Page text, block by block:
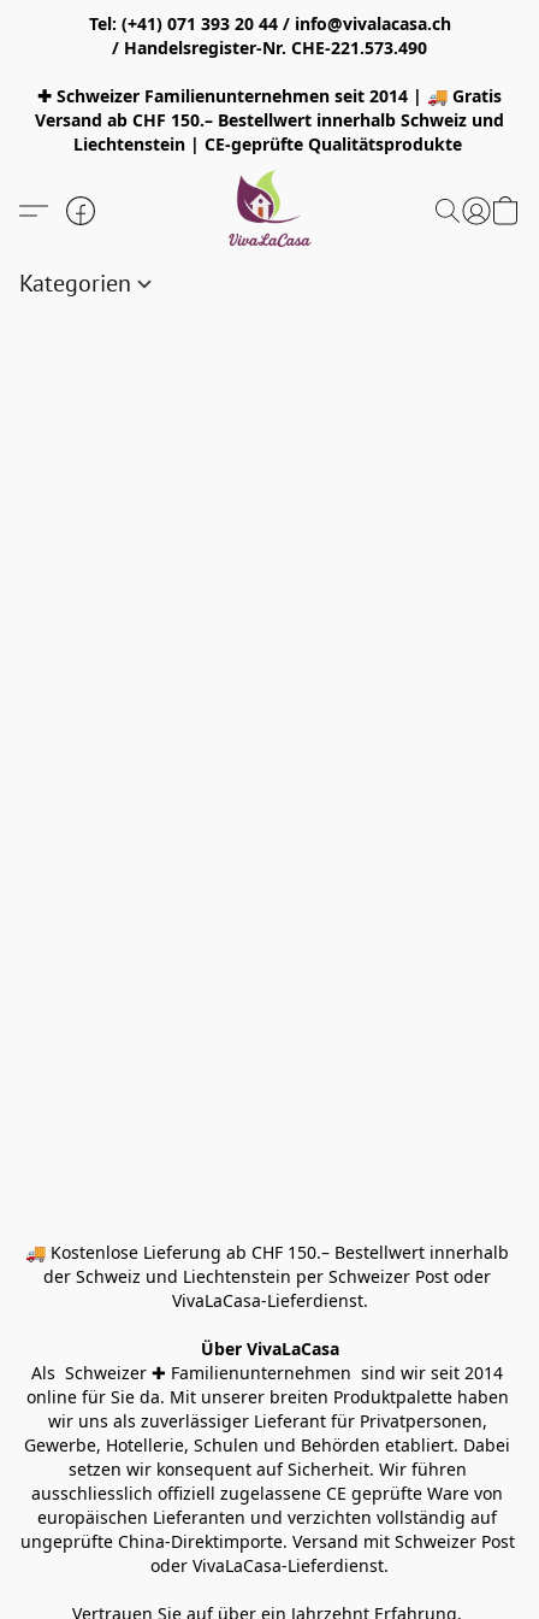
Tel: (+41) 071 393 20 44 / info@vivalacasa.ch
/ Handelsregister-Nr. CHE-221.573.490
✚ Schweizer Familienunternehmen seit 2014 | 🚚 Gratis
Versand ab CHF 150.– Bestellwert innerhalb Schweiz und
Liechtenstein | CE-geprüfte Qualitätsprodukte
Kategorien
🚚 Kostenlose Lieferung ab CHF 150.– Bestellwert innerhalb
der Schweiz und Liechtenstein per Schweizer Post oder
VivaLaCasa-Lieferdienst.
Über VivaLaCasa
Als  Schweizer ✚ Familienunternehmen  sind wir seit 2014
online für Sie da. Mit unserer breiten Produktpalette haben
wir uns als zuverlässiger Lieferant für Privatpersonen,
Gewerbe, Hotellerie, Schulen und Behörden etabliert. Dabei
setzen wir konsequent auf Sicherheit. Wir führen
ausschliesslich offiziell zugelassene CE geprüfte Ware von
europäischen Lieferanten und verzichten vollständig auf
ungeprüfte China-Direktimporte. Versand mit Schweizer Post
oder VivaLaCasa-Lieferdienst.
Vertrauen Sie auf über ein Jahrzehnt Erfahrung,